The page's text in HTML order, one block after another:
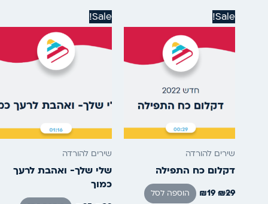
Sale!
שירים להורדה
דקלום כח התפילה
₪29
המחיר
המקורי
₪29.
₪19
הנוכחי
הוא:
₪19.
הוספה לסל
Sale!
שירים להורדה
שלי שלך- ואהבת לרעך
כמוך
המחיר
המקוריהנוכחי
הוא:
₪25.